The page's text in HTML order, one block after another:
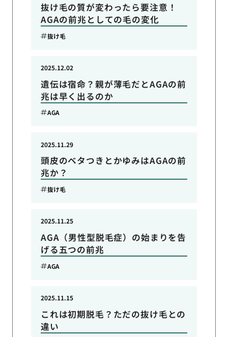
抜け毛の質が変わったら要注意！
AGAの前兆としての毛の変化
抜け毛
遺伝は宿命？親が薄毛だとAGAの前
兆は早く出るのか
2025.12.02
AGA
頭皮のベタつきとかゆみはAGAの前
兆か？
2025.11.29
抜け毛
AGA（男性型脱毛症）の始まりを告
げる五つの前兆
2025.11.25
AGA
これは初期脱毛？ただの抜け毛との
違い
2025.11.15